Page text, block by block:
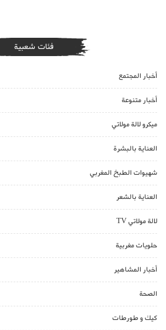
فئات شعبية
أخبار المجتمع
أخبار متنوعة
ميكرو لالة مولاتي
العناية بالبشرة
شهيوات الطبخ المغربي
العناية بالشعر
لالة مولاتي TV
حلويات مغربية
أخبار المشاهير
الصحة
كيك و طورطات